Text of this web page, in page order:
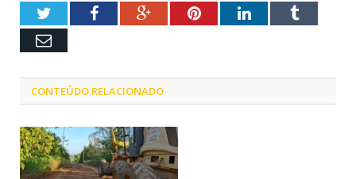
TwitterFacebookGoogle+PinterestLinkedInTumblr
Email
CONTEÚDO RELACIONADO